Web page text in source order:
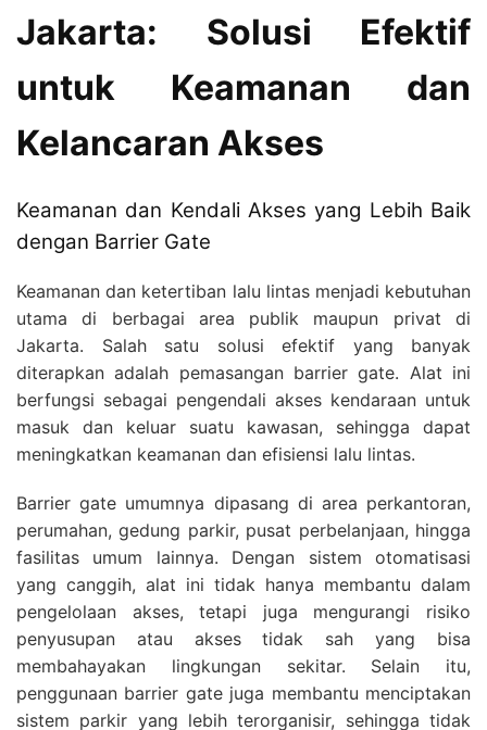
Jakarta: Solusi Efektif
untuk Keamanan dan
Kelancaran Akses
Keamanan dan Kendali Akses yang Lebih Baik
dengan Barrier Gate
Keamanan dan ketertiban lalu lintas menjadi kebutuhan
utama di berbagai area publik maupun privat di
Jakarta. Salah satu solusi efektif yang banyak
diterapkan adalah pemasangan barrier gate. Alat ini
berfungsi sebagai pengendali akses kendaraan untuk
masuk dan keluar suatu kawasan, sehingga dapat
meningkatkan keamanan dan efisiensi lalu lintas.
Barrier gate umumnya dipasang di area perkantoran,
perumahan, gedung parkir, pusat perbelanjaan, hingga
fasilitas umum lainnya. Dengan sistem otomatisasi
yang canggih, alat ini tidak hanya membantu dalam
pengelolaan akses, tetapi juga mengurangi risiko
penyusupan atau akses tidak sah yang bisa
membahayakan lingkungan sekitar. Selain itu,
penggunaan barrier gate juga membantu menciptakan
sistem parkir yang lebih terorganisir, sehingga tidak